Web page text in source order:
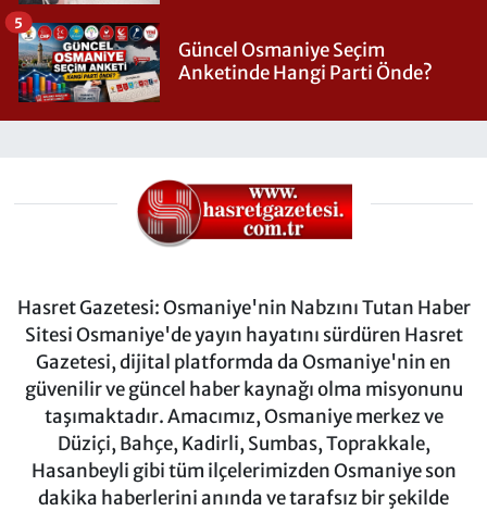
Güncel Osmaniye Seçim
Anketinde Hangi Parti Önde?
5
Hasret Gazetesi: Osmaniye'nin Nabzını Tutan Haber
Sitesi Osmaniye'de yayın hayatını sürdüren Hasret
Gazetesi, dijital platformda da Osmaniye'nin en
güvenilir ve güncel haber kaynağı olma misyonunu
taşımaktadır. Amacımız, Osmaniye merkez ve
Düziçi, Bahçe, Kadirli, Sumbas, Toprakkale,
Hasanbeyli gibi tüm ilçelerimizden Osmaniye son
dakika haberlerini anında ve tarafsız bir şekilde